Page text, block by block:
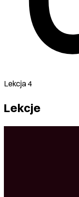
Lekcja 4
Lekcje